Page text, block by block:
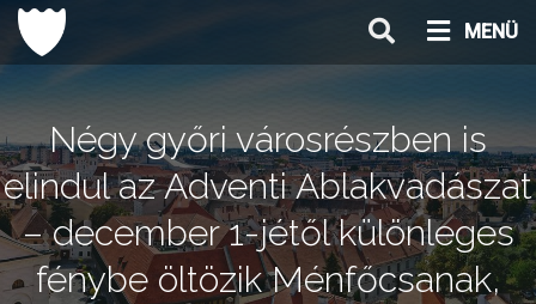
Ugrás
tartalomhoz
MENÜ
Négy győri városrészben is
elindul az Adventi Ablakvadászat
– december 1-jétől különleges
fénybe öltözik Ménfőcsanak,